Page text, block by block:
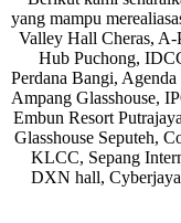
yang mampu
Valley Hall Cheras, A-
Hub Puchong,
Perdana Bangi,
Ampang Glasshouse,
Embun Resort
Glasshouse Seputeh,
KLCC, Sepang
DXN hall,